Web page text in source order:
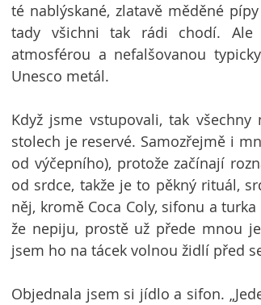
té nablýskané, zlatavě měděné
tady všichni tak rádi chodí. Ale
atmosférou a nefalšovanou
Unesco metál.
Když jsme vstupovali, tak
stolech je reservé. Samozřejmě i
od výčepního), protože začínají
od srdce, takže je to pěkný rituál,
něj, kromě Coca Coly, sifonu a
že nepiju, prostě už přede mnou
jsem ho na tácek volnou židlí před
Objednala jsem si jídlo a sifon.